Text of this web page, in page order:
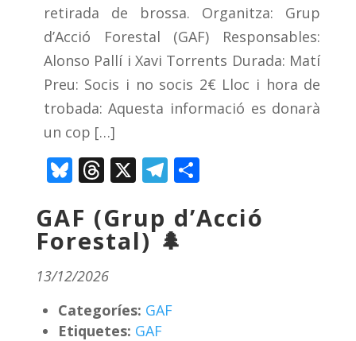
retirada de brossa. Organitza: Grup
d’Acció Forestal (GAF) Responsables:
Alonso Pallí i Xavi Torrents Durada: Matí
Preu: Socis i no socis 2€ Lloc i hora de
trobada: Aquesta informació es donarà
un cop […]
Bluesky
Threads
X Telegram
Comparteix
GAF (Grup d’Acció
Forestal) 🌲
13/12/2026
Categoríes: GAF
Etiquetes: GAF